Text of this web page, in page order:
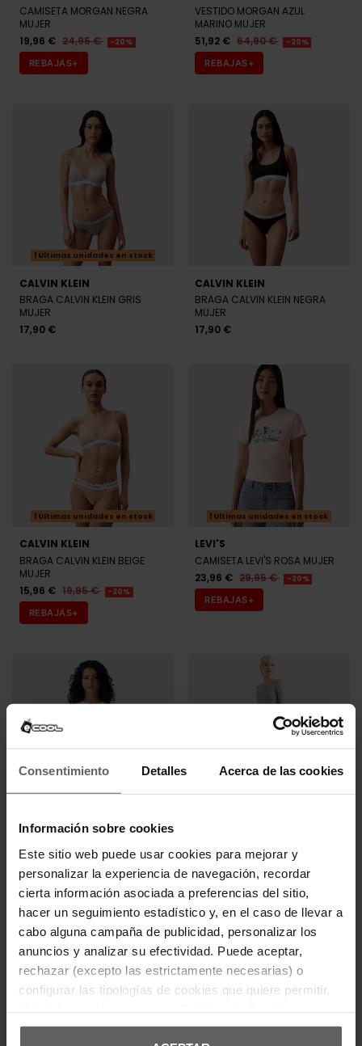
Consentimiento Detalles Acerca de las cookies
Información sobre cookies
Este sitio web puede usar cookies para mejorar y
personalizar la experiencia de navegación, recordar
cierta información asociada a preferencias del sitio,
hacer un seguimiento estadístico y, en el caso de llevar a
cabo alguna campaña de publicidad, personalizar los
anuncios y analizar su efectividad. Puede aceptar,
rechazar (excepto las estrictamente necesarias) o
configurar las tipologías de cookies que quiere permitir.
CAMISETA MORGAN NEGRA
MUJER
19,96 € 24,95 € -20%
REBAJAS+
VESTIDO MORGAN AZUL
MARINO MUJER
51,92 € 64,90 € -20%
REBAJAS+
Últimas unidades en stock
CALVIN KLEIN
BRAGA CALVIN KLEIN GRIS
MUJER
17,90 €
CALVIN KLEIN
BRAGA CALVIN KLEIN NEGRA
MUJER
17,90 €
Últimas unidades en stock
CALVIN KLEIN
BRAGA CALVIN KLEIN BEIGE
MUJER
15,96 € 19,95 € -20%
REBAJAS+
Últimas unidades en stock
LEVI'S
CAMISETA LEVI'S ROSA MUJER
23,96 € 29,95 € -20%
REBAJAS+
LEVI'S
CAMISETA LEVI'S BLANCA
MUJER
23,96 € 29,95 € -20%
VESTIDO ARMANI EXCHANGE
PLATEADO MUJER
105,60 € 132,00 € -20%